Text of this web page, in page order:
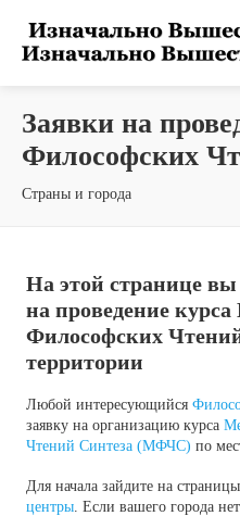
Заявки на
Философских
Страны и города
На этой странице вы
на проведение
Философских
территории
Любой интересующийся
заявку на организацию курса
Чтений Синтеза (МФЧС) по
Для начала зайдите на страницы
центры. Если вашего города